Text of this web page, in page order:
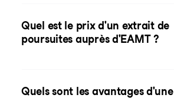
Quel est le prix d'un extrait de
poursuites auprès d'EAMT ?
Quels sont les avantages d'une